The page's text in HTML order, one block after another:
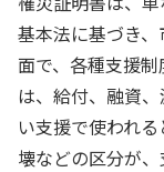
基本法に基づき
面で、各種支援
は、給付、融資
い支援で使われ
壊などの区分が